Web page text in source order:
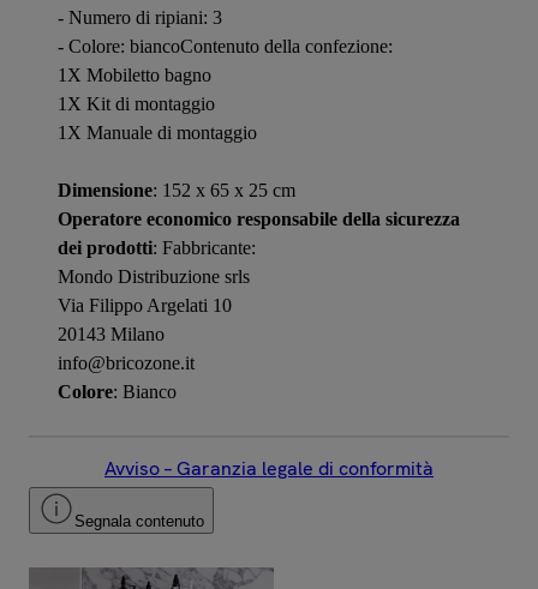
- Numero di ripiani: 3
- Colore: biancoContenuto della confezione:
1X Mobiletto bagno
1X Kit di montaggio
1X Manuale di montaggio
Dimensione: 152 x 65 x 25 cm
Operatore economico responsabile della sicurezza
dei prodotti: Fabbricante:
Mondo Distribuzione srls
Via Filippo Argelati 10
20143 Milano
info@bricozone.it
Colore: Bianco
Avviso – Garanzia legale di conformità
Segnala contenuto